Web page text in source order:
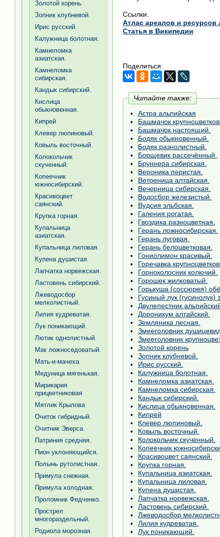
Ссылки.
Атлас ареалов и ресурсов
Статья в Википедии
Поделиться:
Читайте также:
Астра альпийская
Башмачок
Башмачок настоящий.
Бодяк обыкновенный.
Бодяк разнолистный.
Борщевик рассечённый.
Бруннера сибирская.
Вероника перистая.
Ветреница алтайская.
Вечерница сибирская.
Водосбор железистый.
Вудсия эльбская.
Галения рогатая.
Гвоздика разноцветная.
Герань ложносибирская.
Герань луговая.
Герань белоцветковая.
Гониолимон красивый.
Горечавка
Горноколосник колючий.
Горошек жилковатый.
Горькуша (соссюрея)
Гусиный лук (гусинолук)
Двулепестник
Дороникум алтайский.
Земляника лесная.
Змееголовник
Змееголовник
Золотой корень
Зопник клубневой.
Ирис русский.
Калужница болотная.
Камнеломка азиатская.
Камнеломка сибирская.
Кандык сибирский.
Кислица обыкновенная.
Кипрей
Клевер люпиновый.
Ковыль восточный.
Колокольчик скученный.
Копеечник
Красивоцвет саянский.
Крупка горная.
Купальница азиатская.
Купальница лиловая.
Купена душистая.
Лапчатка норвежская.
Ластовень сибирский.
Лжеводосбор
Лилия кудреватая.
Лук поникающий.
Золотой корень
Зопник клубневой.
Ирис русский.
Калужница болотная.
Камнеломка
азиатская.
Камнеломка
сибирская.
Кандык сибирский.
Кислица
обыкновенная.
Кипрей
Клевер люпиновый.
Ковыль восточный.
Колокольчик
скученный.
Копеечник
южносибирский.
Красивоцвет
саянский.
Крупка горная.
Купальница
азиатская.
Купальница лиловая.
Купена душистая.
Лапчатка норвежская.
Ластовень сибирский.
Лжеводосбор
мелколистный.
Лилия кудреватая.
Лук поникающий.
Лютик однолистный.
Мак ложноседоватый.
Мать-и-мачеха
Медуница мягенькая.
Мирикария
прицветниковая
Мятлик Крылова
Очиток гибридный.
Очитник Эверса.
Патриния средняя.
Пион уклоняющийся.
Полынь рутолистная.
Примула снежная.
Примула холодная.
Проломник Федченко.
Прострел
многораздельный.
Родиола морозная.